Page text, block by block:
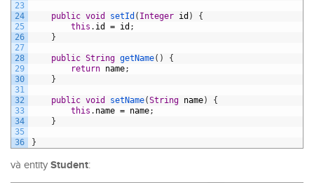
23
24
25
26
27
28
29
30
31
32
33
34
35
36
public void setId ( Integer id )
{
this . id = id ;
}
public String getName( )
{
return name;
}
public void setName(String name)
{
this . name = name;
}
}
và entity Student: